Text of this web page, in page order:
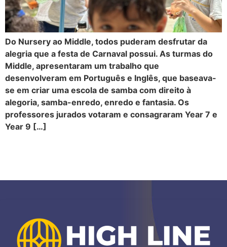
Do Nursery ao Middle, todos puderam desfrutar da
alegria que a festa de Carnaval possui. As turmas do
Middle, apresentaram um trabalho que
desenvolveram em Português e Inglês, que baseava-
se em criar uma escola de samba com direito à
alegoria, samba-enredo, enredo e fantasia. Os
professores jurados votaram e consagraram Year 7 e
Year 9 […]